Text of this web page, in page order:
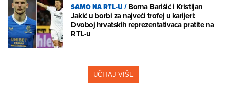
SAMO NA RTL-U/Borna Barišić i Kristijan
Jakić u borbi za najveći trofej u karijeri:
Dvoboj hrvatskih reprezentativaca pratite na
RTL-u
UČITAJ VIŠE